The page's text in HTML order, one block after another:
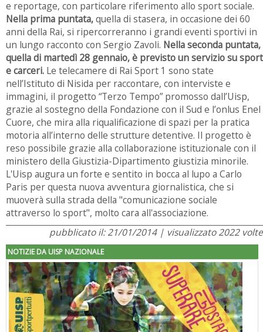
e reportage, con particolare riferimento allo sport sociale.
Nella prima puntata,quella di stasera, in occasione dei 60
anni della Rai, si ripercorreranno i grandi eventi sportivi in
un lungo racconto con Sergio Zavoli. Nella seconda puntata,
quella di martedì 28 gennaio, è previsto un servizio su sport
e carceri. Le telecamere di Rai Sport 1 sono state
nell’Istituto di Nisida per raccontare, con interviste e
immagini, il progetto “Terzo Tempo” promosso dall’Uisp,
grazie al sostegno della Fondazione con il Sud e l’onlus Enel
Cuore, che mira alla riqualificazione di spazi per la pratica
motoria all’interno delle strutture detentive. Il progetto è
reso possibile grazie alla collaborazione istituzionale con il
ministero della Giustizia-Dipartimento giustizia minorile.
L'Uisp augura un forte e sentito in bocca al lupo a Carlo
Paris per questa nuova avventura giornalistica, che si
muoverà sulla strada della "comunicazione sociale
attraverso lo sport", molto cara all'associazione.
pubblicato il: 21/01/2014 | visualizzato 2022 volte
NOTIZIE DA UISP NAZIONALE